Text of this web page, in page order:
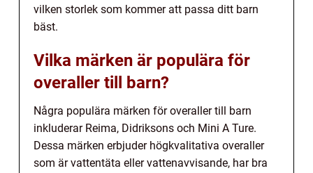
vilken storlek som kommer att passa ditt barn
bäst.
Vilka märken är populära för
overaller till barn?
Några populära märken för overaller till barn
inkluderar Reima, Didriksons och Mini A Ture.
Dessa märken erbjuder högkvalitativa overaller
som är vattentäta eller vattenavvisande, har bra